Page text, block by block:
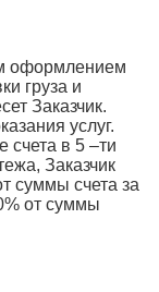
оформлением
груза и
Заказчик.
услуг.
счета в 5 –ти
Заказчик
суммы счета за
от суммы